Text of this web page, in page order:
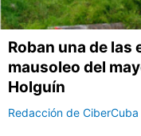
Roban una de las
mausoleo del
Holguín
Redacción de CiberCuba